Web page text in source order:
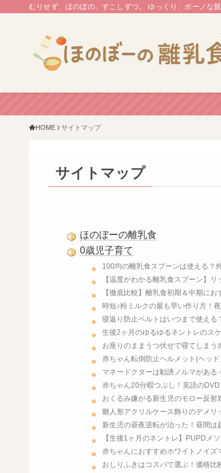
むりせず、ほのぼの、すこしずつ。 ゆっくり、ボーノな親
HOME サイトマップ
サイトマップ
ほのぼーの離乳食
0歳児子育て
100均の離乳食スプーンは使える？
【温度がわかる離乳食スプーン】
【徹底比較】離乳食初期＆中期に
時短♪粉ミルクの最も早い作り方！
寝返り防止ベルトはいつまで使える
生後2ヶ月のゆるゆるネントレのス
お座りのままうつ伏せで寝てしまう
赤ちゃん転倒防止ヘルメット(ヘッ
マネードクターは勧誘ノルマがある
赤ちゃん20分暇つぶし！英語の
おくるみ嫌がる新生児のモロー反
雛人形アクリルケース飾りのデメリ
新生児の昼夜逆転が治った！昼間
【生後1ヶ月のネントレ】PUPDメ
赤ちゃんにおすすめホワイトノイ
おしりふきはコスパで選ぶ！価格